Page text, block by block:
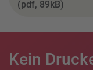
(pdf, 89kB)
Kein